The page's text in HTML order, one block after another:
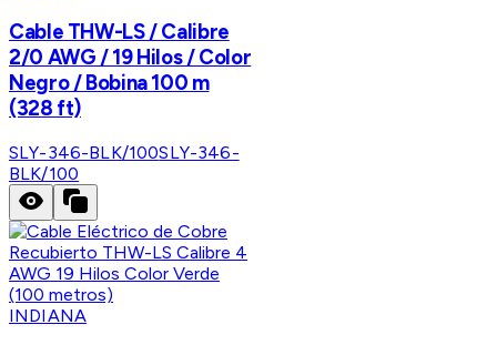
Cable THW-LS / Calibre
2/0 AWG / 19 Hilos / Color
Negro / Bobina 100 m
(328 ft)
SLY-346-BLK/100SLY-346-
BLK/100
INDIANA